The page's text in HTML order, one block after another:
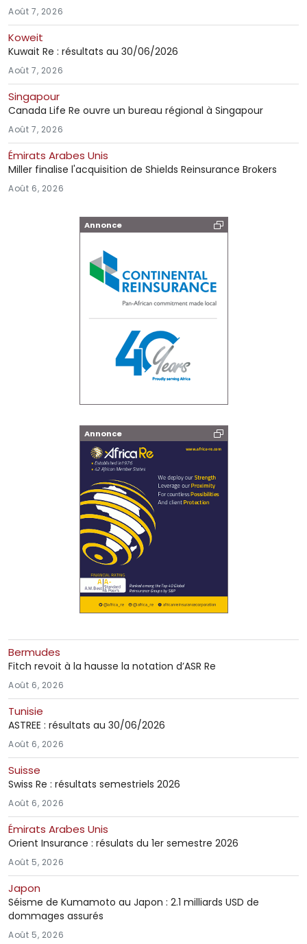
Août 7, 2026
Koweit
Kuwait Re : résultats au 30/06/2026
Août 7, 2026
Singapour
Canada Life Re ouvre un bureau régional à Singapour
Août 7, 2026
Émirats Arabes Unis
Miller finalise l'acquisition de Shields Reinsurance Brokers
Août 6, 2026
Annonce
Annonce
Bermudes
Fitch revoit à la hausse la notation d’ASR Re
Août 6, 2026
Tunisie
ASTREE : résultats au 30/06/2026
Août 6, 2026
Suisse
Swiss Re : résultats semestriels 2026
Août 6, 2026
Émirats Arabes Unis
Orient Insurance : résulats du 1er semestre 2026
Août 5, 2026
Japon
Séisme de Kumamoto au Japon : 2.1 milliards USD de
dommages assurés
Août 5, 2026